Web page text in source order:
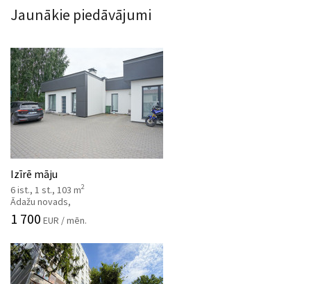
Uzņēmums
Pakalpojumi
Kontakti
Jaunākie piedāvājumi
Izīrē māju
6 ist., 1 st., 103 m2
Ādažu novads,
1 700 EUR / mēn.